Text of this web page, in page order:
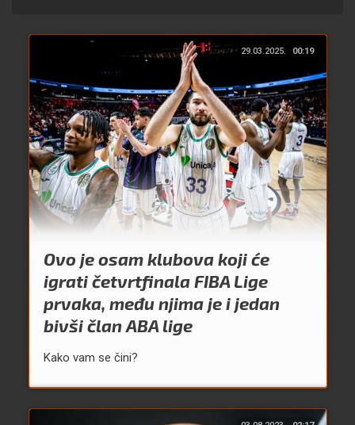
29.03.2025. 00:19
Ovo je osam klubova koji će
igrati četvrtfinala FIBA Lige
prvaka, među njima je i jedan
bivši član ABA lige
Kako vam se čini?